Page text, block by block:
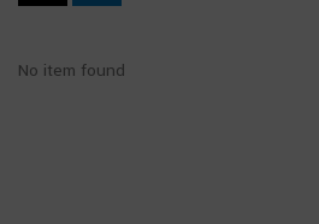
No item found